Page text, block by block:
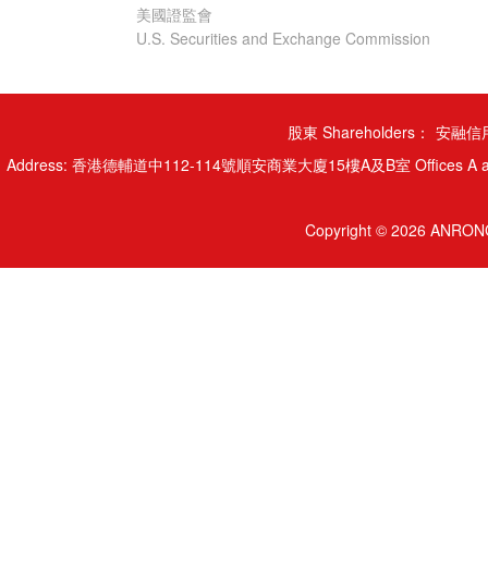
美國證監會
U.S. Securities and Exchange Commission
股東 Shareholders： 安融信
Address: 香港德輔道中112-114號順安商業大廈15樓A及B室 Offices
Copyright © 2026